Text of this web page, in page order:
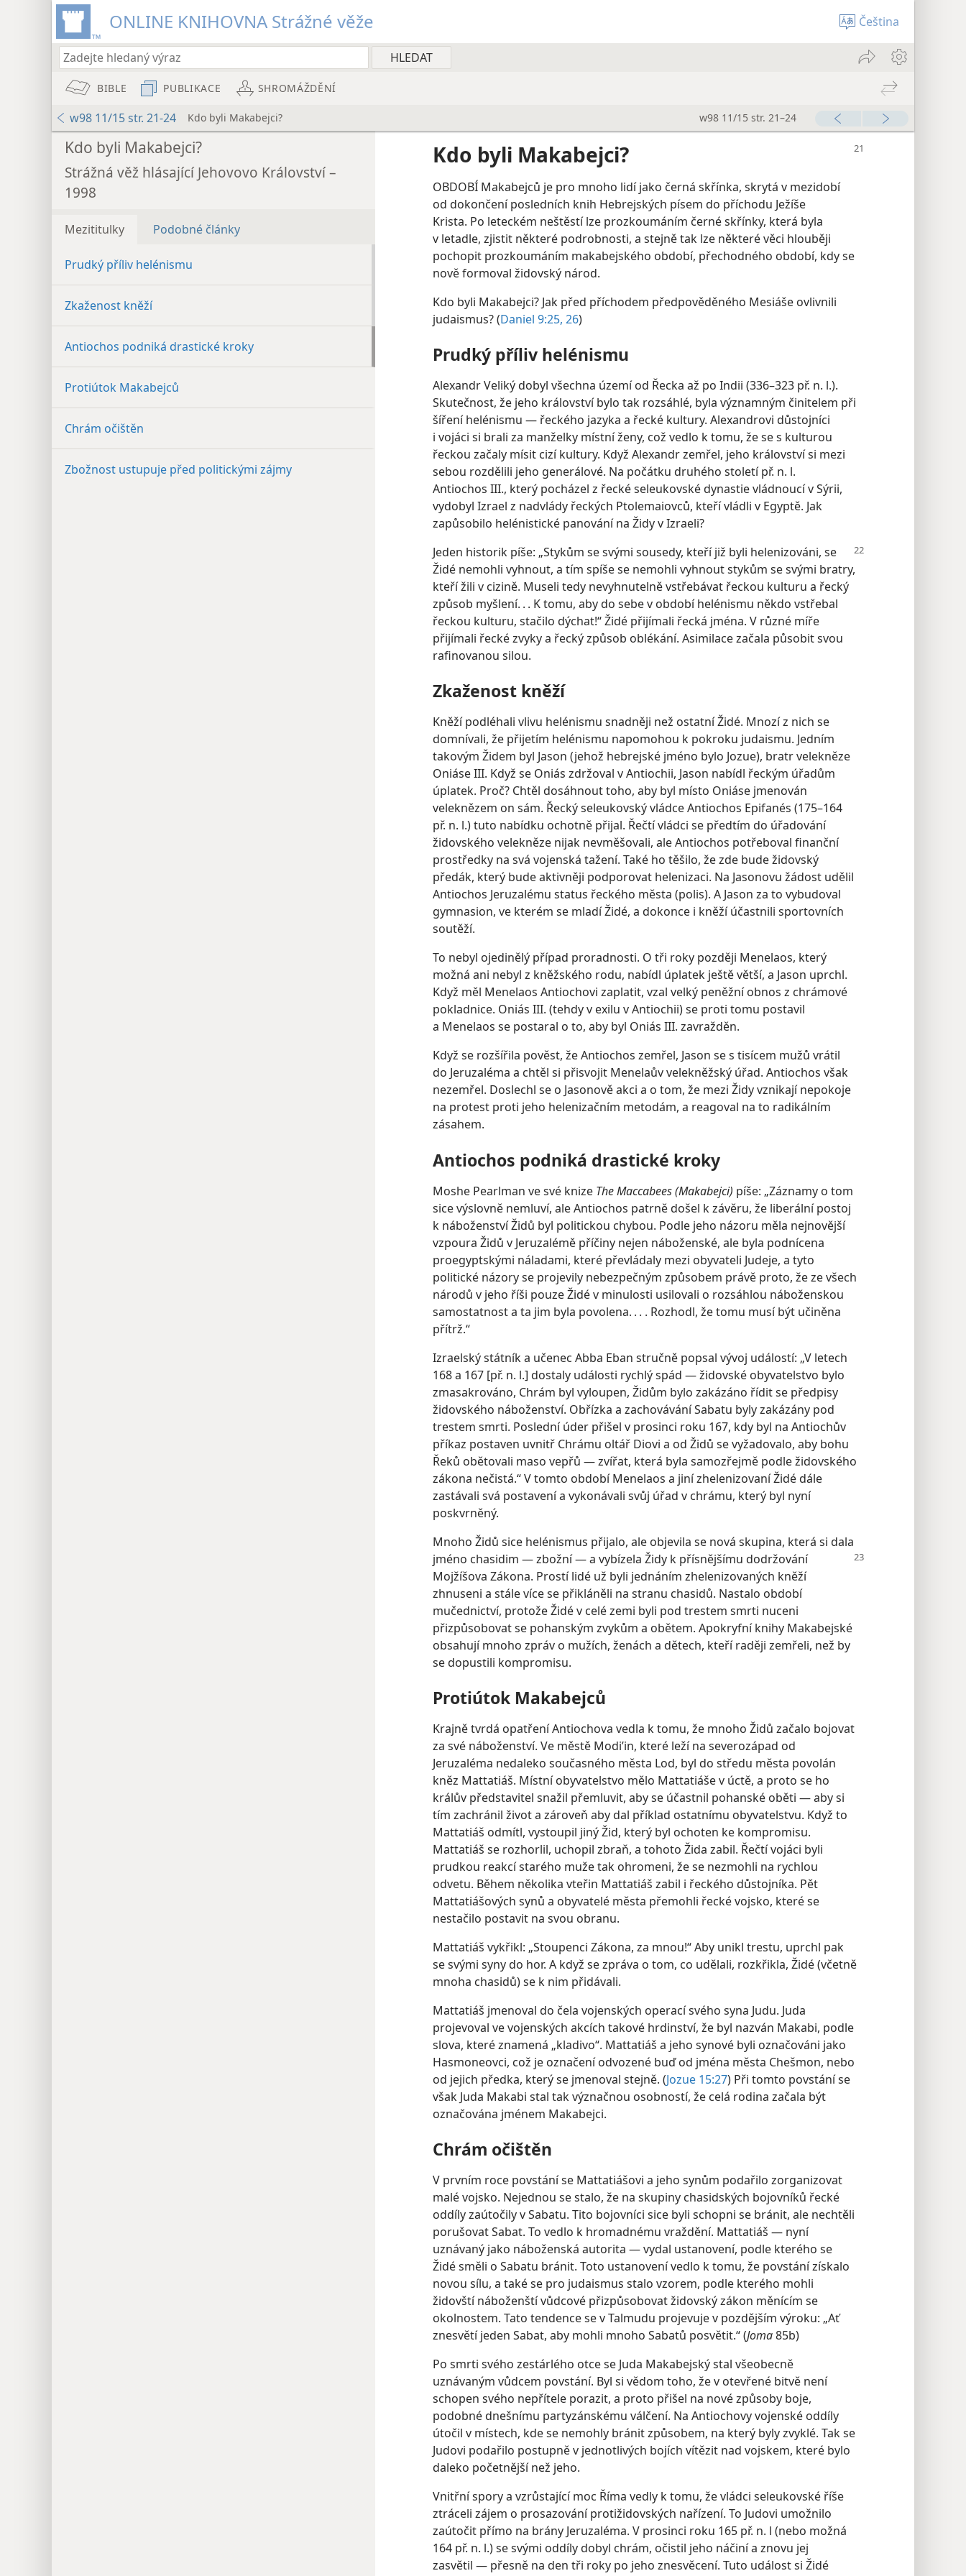
ONLINE KNIHOVNA Strážné věže Čeština
BIBLE PUBLIKACE SHROMÁŽDĚNÍ
w98 11/15 str. 21-24 Kdo byli Makabejci? w98 11/15 str. 21–24
Kdo byli Makabejci?
Strážná věž hlásající Jehovovo Království –
1998
Mezititulky Podobné články
Prudký příliv helénismu
Zkaženost kněží
Antiochos podniká drastické kroky
Protiútok Makabejců
Chrám očištěn
Zbožnost ustupuje před politickými zájmy
Kdo byli Makabejci?
OBDOBÍ Makabejců je pro mnoho lidí jako černá skřínka, skrytá v mezidobí
od dokončení posledních knih Hebrejských písem do příchodu Ježíše
Krista. Po leteckém neštěstí lze prozkoumáním černé skřínky, která byla
v letadle, zjistit některé podrobnosti, a stejně tak lze některé věci hlouběji
pochopit prozkoumáním makabejského období, přechodného období, kdy se
nově formoval židovský národ.
Kdo byli Makabejci? Jak před příchodem předpověděného Mesiáše ovlivnili
judaismus? (Daniel 9:25, 26)
Prudký příliv helénismu
Alexandr Veliký dobyl všechna území od Řecka až po Indii (336–323 př. n. l.).
Skutečnost, že jeho království bylo tak rozsáhlé, byla významným činitelem při
šíření helénismu — řeckého jazyka a řecké kultury. Alexandrovi důstojníci
i vojáci si brali za manželky místní ženy, což vedlo k tomu, že se s kulturou
řeckou začaly mísit cizí kultury. Když Alexandr zemřel, jeho království si mezi
sebou rozdělili jeho generálové. Na počátku druhého století př. n. l.
Antiochos III., který pocházel z řecké seleukovské dynastie vládnoucí v Sýrii,
vydobyl Izrael z nadvlády řeckých Ptolemaiovců, kteří vládli v Egyptě. Jak
zapůsobilo helénistické panování na Židy v Izraeli?
Jeden historik píše: „Stykům se svými sousedy, kteří již byli helenizováni, se
Židé nemohli vyhnout, a tím spíše se nemohli vyhnout stykům se svými bratry,
kteří žili v cizině. Museli tedy nevyhnutelně vstřebávat řeckou kulturu a řecký
způsob myšlení. . . K tomu, aby do sebe v období helénismu někdo vstřebal
řeckou kulturu, stačilo dýchat!“ Židé přijímali řecká jména. V různé míře
přijímali řecké zvyky a řecký způsob oblékání. Asimilace začala působit svou
rafinovanou silou.
Zkaženost kněží
Kněží podléhali vlivu helénismu snadněji než ostatní Židé. Mnozí z nich se
domnívali, že přijetím helénismu napomohou k pokroku judaismu. Jedním
takovým Židem byl Jason (jehož hebrejské jméno bylo Jozue), bratr velekněze
Oniáse III. Když se Oniás zdržoval v Antiochii, Jason nabídl řeckým úřadům
úplatek. Proč? Chtěl dosáhnout toho, aby byl místo Oniáse jmenován
veleknězem on sám. Řecký seleukovský vládce Antiochos Epifanés (175–164
př. n. l.) tuto nabídku ochotně přijal. Řečtí vládci se předtím do úřadování
židovského velekněze nijak nevměšovali, ale Antiochos potřeboval finanční
prostředky na svá vojenská tažení. Také ho těšilo, že zde bude židovský
předák, který bude aktivněji podporovat helenizaci. Na Jasonovu žádost udělil
Antiochos Jeruzalému status řeckého města (polis). A Jason za to vybudoval
gymnasion, ve kterém se mladí Židé, a dokonce i kněží účastnili sportovních
soutěží.
To nebyl ojedinělý případ proradnosti. O tři roky později Menelaos, který
možná ani nebyl z kněžského rodu, nabídl úplatek ještě větší, a Jason uprchl.
Když měl Menelaos Antiochovi zaplatit, vzal velký peněžní obnos z chrámové
pokladnice. Oniás III. (tehdy v exilu v Antiochii) se proti tomu postavil
a Menelaos se postaral o to, aby byl Oniás III. zavražděn.
Když se rozšířila pověst, že Antiochos zemřel, Jason se s tisícem mužů vrátil
do Jeruzaléma a chtěl si přisvojit Menelaův velekněžský úřad. Antiochos však
nezemřel. Doslechl se o Jasonově akci a o tom, že mezi Židy vznikají nepokoje
na protest proti jeho helenizačním metodám, a reagoval na to radikálním
zásahem.
Antiochos podniká drastické kroky
Moshe Pearlman ve své knize The Maccabees (Makabejci) píše: „Záznamy o tom
sice výslovně nemluví, ale Antiochos patrně došel k závěru, že liberální postoj
k náboženství Židů byl politickou chybou. Podle jeho názoru měla nejnovější
vzpoura Židů v Jeruzalémě příčiny nejen náboženské, ale byla podnícena
proegyptskými náladami, které převládaly mezi obyvateli Judeje, a tyto
politické názory se projevily nebezpečným způsobem právě proto, že ze všech
národů v jeho říši pouze Židé v minulosti usilovali o rozsáhlou náboženskou
samostatnost a ta jim byla povolena. . . . Rozhodl, že tomu musí být učiněna
přítrž.“
Izraelský státník a učenec Abba Eban stručně popsal vývoj událostí: „V letech
168 a 167 [př. n. l.] dostaly události rychlý spád — židovské obyvatelstvo bylo
zmasakrováno, Chrám byl vyloupen, Židům bylo zakázáno řídit se předpisy
židovského náboženství. Obřízka a zachovávání Sabatu byly zakázány pod
trestem smrti. Poslední úder přišel v prosinci roku 167, kdy byl na Antiochův
příkaz postaven uvnitř Chrámu oltář Diovi a od Židů se vyžadovalo, aby bohu
Řeků obětovali maso vepřů — zvířat, která byla samozřejmě podle židovského
zákona nečistá.“ V tomto období Menelaos a jiní zhelenizovaní Židé dále
zastávali svá postavení a vykonávali svůj úřad v chrámu, který byl nyní
poskvrněný.
Mnoho Židů sice helénismus přijalo, ale objevila se nová skupina, která si dala
jméno chasidim — zbožní — a vybízela Židy k přísnějšímu dodržování
Mojžíšova Zákona. Prostí lidé už byli jednáním zhelenizovaných kněží
zhnuseni a stále více se přikláněli na stranu chasidů. Nastalo období
mučednictví, protože Židé v celé zemi byli pod trestem smrti nuceni
přizpůsobovat se pohanským zvykům a obětem. Apokryfní knihy Makabejské
obsahují mnoho zpráv o mužích, ženách a dětech, kteří raději zemřeli, než by
se dopustili kompromisu.
Protiútok Makabejců
Krajně tvrdá opatření Antiochova vedla k tomu, že mnoho Židů začalo bojovat
za své náboženství. Ve městě Modiʼin, které leží na severozápad od
Jeruzaléma nedaleko současného města Lod, byl do středu města povolán
kněz Mattatiáš. Místní obyvatelstvo mělo Mattatiáše v úctě, a proto se ho
králův představitel snažil přemluvit, aby se účastnil pohanské oběti — aby si
tím zachránil život a zároveň aby dal příklad ostatnímu obyvatelstvu. Když to
Mattatiáš odmítl, vystoupil jiný Žid, který byl ochoten ke kompromisu.
Mattatiáš se rozhorlil, uchopil zbraň, a tohoto Žida zabil. Řečtí vojáci byli
prudkou reakcí starého muže tak ohromeni, že se nezmohli na rychlou
odvetu. Během několika vteřin Mattatiáš zabil i řeckého důstojníka. Pět
Mattatiášových synů a obyvatelé města přemohli řecké vojsko, které se
nestačilo postavit na svou obranu.
Mattatiáš vykřikl: „Stoupenci Zákona, za mnou!“ Aby unikl trestu, uprchl pak
se svými syny do hor. A když se zpráva o tom, co udělali, rozkřikla, Židé (včetně
mnoha chasidů) se k nim přidávali.
Mattatiáš jmenoval do čela vojenských operací svého syna Judu. Juda
projevoval ve vojenských akcích takové hrdinství, že byl nazván Makabi, podle
slova, které znamená „kladivo“. Mattatiáš a jeho synové byli označováni jako
Hasmoneovci, což je označení odvozené buď od jména města Chešmon, nebo
od jejich předka, který se jmenoval stejně. (Jozue 15:27) Při tomto povstání se
však Juda Makabi stal tak význačnou osobností, že celá rodina začala být
označována jménem Makabejci.
Chrám očištěn
V prvním roce povstání se Mattatiášovi a jeho synům podařilo zorganizovat
malé vojsko. Nejednou se stalo, že na skupiny chasidských bojovníků řecké
oddíly zaútočily v Sabatu. Tito bojovníci sice byli schopni se bránit, ale nechtěli
porušovat Sabat. To vedlo k hromadnému vraždění. Mattatiáš — nyní
uznávaný jako náboženská autorita — vydal ustanovení, podle kterého se
Židé směli o Sabatu bránit. Toto ustanovení vedlo k tomu, že povstání získalo
novou sílu, a také se pro judaismus stalo vzorem, podle kterého mohli
židovští náboženští vůdcové přizpůsobovat židovský zákon měnícím se
okolnostem. Tato tendence se v Talmudu projevuje v pozdějším výroku: „Ať
znesvětí jeden Sabat, aby mohli mnoho Sabatů posvětit.“ (Joma85b)
Po smrti svého zestárlého otce se Juda Makabejský stal všeobecně
uznávaným vůdcem povstání. Byl si vědom toho, že v otevřené bitvě není
schopen svého nepřítele porazit, a proto přišel na nové způsoby boje,
podobné dnešnímu partyzánskému válčení. Na Antiochovy vojenské oddíly
útočil v místech, kde se nemohly bránit způsobem, na který byly zvyklé. Tak se
Judovi podařilo postupně v jednotlivých bojích vítězit nad vojskem, které bylo
daleko početnější než jeho.
Vnitřní spory a vzrůstající moc Říma vedly k tomu, že vládci seleukovské říše
ztráceli zájem o prosazování protižidovských nařízení. To Judovi umožnilo
zaútočit přímo na brány Jeruzaléma. V prosinci roku 165 př. n. l (nebo možná
164 př. n. l.) se svými oddíly dobyl chrám, očistil jeho náčiní a znovu jej
zasvětil — přesně na den tři roky po jeho znesvěcení. Tuto událost si Židé